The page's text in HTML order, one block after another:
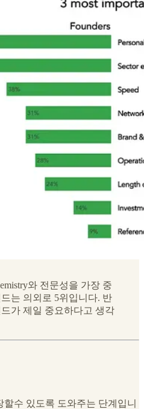
와 전문성을 가장 중
는 의외로 5위입니다. 반
가 제일 중요하다고 생각
수 있도록 도와주는 단계입니